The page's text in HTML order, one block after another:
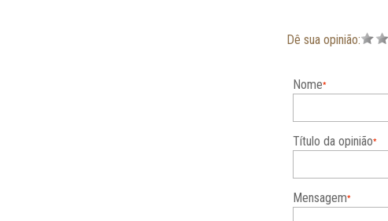
Dê sua opinião:
Nome
Título da opinião
Mensagem